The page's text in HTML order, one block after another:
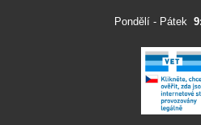
Pondělí - Pátek